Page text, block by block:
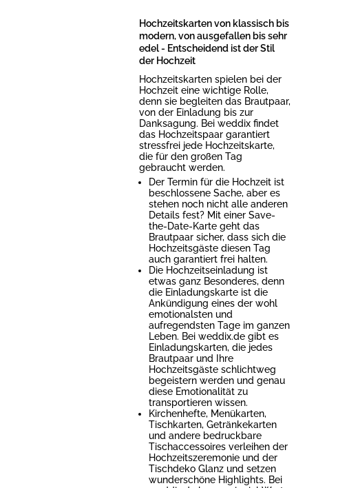
Hochzeitskarten von klassisch bis
modern, von ausgefallen bis sehr
edel - Entscheidend ist der Stil
der Hochzeit
Hochzeitskarten spielen bei der
Hochzeit eine wichtige Rolle,
denn sie begleiten das Brautpaar,
von der Einladung bis zur
Danksagung. Bei weddix findet
das Hochzeitspaar garantiert
stressfrei jede Hochzeitskarte,
die für den großen Tag
gebraucht werden.
Der Termin für die Hochzeit ist
beschlossene Sache, aber es
stehen noch nicht alle anderen
Details fest? Mit einer Save-
the-Date-Karte geht das
Brautpaar sicher, dass sich die
Hochzeitsgäste diesen Tag
auch garantiert frei halten.
Die Hochzeitseinladung ist
etwas ganz Besonderes, denn
die Einladungskarte ist die
Ankündigung eines der wohl
emotionalsten und
aufregendsten Tage im ganzen
Leben. Bei weddix.de gibt es
Einladungskarten, die jedes
Brautpaar und Ihre
Hochzeitsgäste schlichtweg
begeistern werden und genau
diese Emotionalität zu
transportieren wissen.
Kirchenhefte, Menükarten,
Tischkarten, Getränkekarten
und andere bedruckbare
Tischaccessoires verleihen der
Hochzeitszeremonie und der
Tischdeko Glanz und setzen
wunderschöne Highlights. Bei